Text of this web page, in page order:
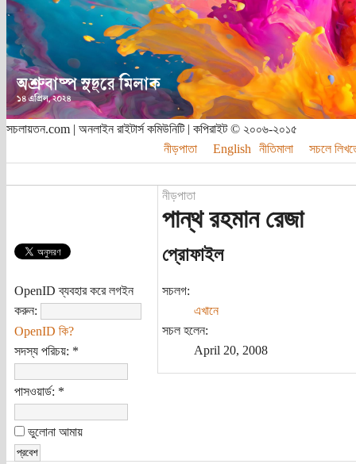
সচলায়তন.com | অনলাইন রাইটার্স কমিউনিটি | কপিরাইট © ২০০৬-২০১৫
নীড়পাতা
English নীতিমালা সচলে
OpenID ব্যবহার করে লগইন
করুন:
OpenID কি?
সদস্য পরিচয়: *
পাসওয়ার্ড: *
ভুলোনা আমায়
নীড়পাতা
পান্থ রহমান রেজা
প্রোফাইল
সচলগ:
এখানে
সচল হলেন:
April 20, 2008